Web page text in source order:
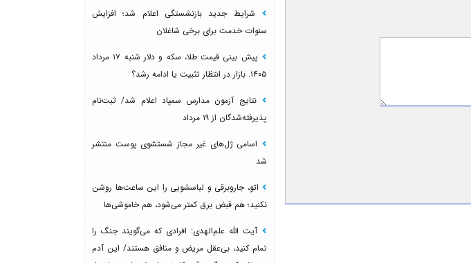
شرایط جدید بازنشستگی اعلام شد؛ افزایش
سنوات خدمت برای برخی شاغلان
پیش بینی قیمت طلا، سکه و دلار شنبه ۱۷ مرداد
۱۴۰۵. بازار در انتظار تثبیت یا ادامه رشد؟
نتایج آزمون مدارس سمپاد اعلام شد/ ثبت‌نام
پذیرفته‌شدگان از ۱۹ مرداد
اسامی ژل‌های غیر مجاز شستشوی پوست منتشر
شد
اتو، جاروبرقی و لباسشویی را این ساعت‌ها روشن
نکنید؛ هم قبض برق کمتر می‌شود، هم خاموشی‌ها
آیت الله علم‌الهدی: افرادی که می‌گویند جنگ را
تمام کنید، بی‌عقل مریض و منافق هستند/ این آدم